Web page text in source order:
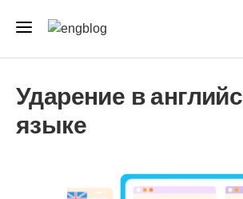
Ударение в
языке